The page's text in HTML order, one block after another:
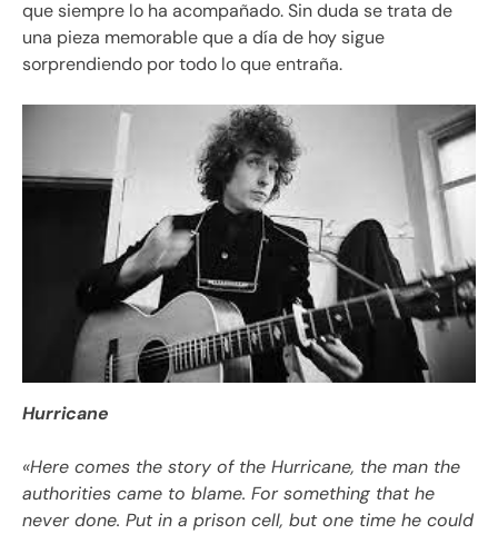
que siempre lo ha acompañado. Sin duda se trata de
una pieza memorable que a día de hoy sigue
sorprendiendo por todo lo que entraña.
Hurricane
«Here comes the story of the Hurricane, the man the
authorities came to blame. For something that he
never done. Put in a prison cell, but one time he could